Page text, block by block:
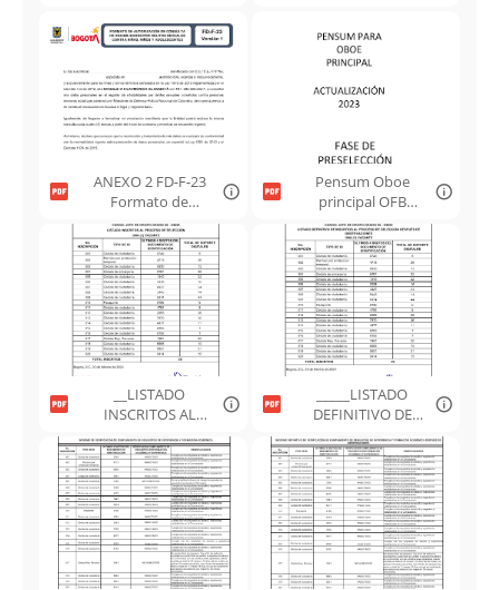
ANEXO 2 FD-F-23
Formato de
Autorización de
consulta de
inhabilidades.pdf
Pensum Oboe
principal OFB
2023.pdf
__LISTADO
INSCRITOS AL
PROCESO DE
SELECCIÓN.pdf
_____LISTADO
DEFINITIVO DE
INSCRITOS AL
PROCESO DE
SELECCIÓN
DESPUÉS DE
OBSERVACIONES.p
df